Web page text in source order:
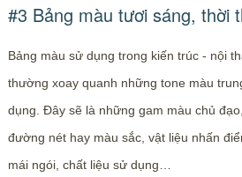
#3 Bảng màu tươi sáng, thời
Bảng màu sử dụng trong kiến trúc - nội
thường xoay quanh những tone màu
dụng. Đây sẽ là những gam màu chủ
đường nét hay màu sắc, vật liệu nhấn
mái ngói, chất liệu sử dụng…